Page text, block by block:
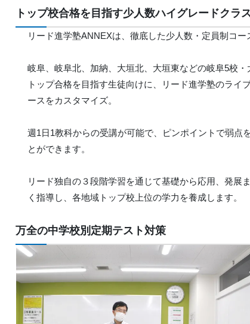
トップ校合格を目指す少人数ハイグレードクラ
リード進学塾ANNEXは、徹底した少人数・定員制コー
岐阜、岐阜北、加納、大垣北、大垣東などの岐阜5校・
トップ合格を目指す生徒向けに、リード進学塾のライ
ースをカスタマイズ。
週1日1教科からの受講が可能で、ピンポイントで弱点
とができます。
リード独自の３段階学習を通じて基礎から応用、発展
く指導し、各地域トップ校上位の学力を養成します。
万全の中学校別定期テスト対策